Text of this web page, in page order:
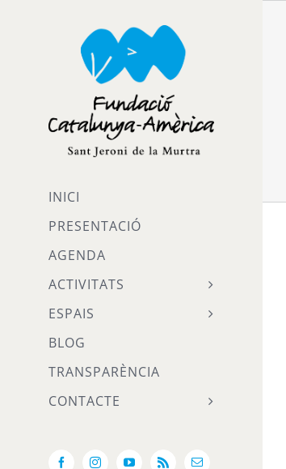
INICI
PRESENTACIÓ
AGENDA
ACTIVITATS
ESPAIS
BLOG
TRANSPARÈNCIA
CONTACTE